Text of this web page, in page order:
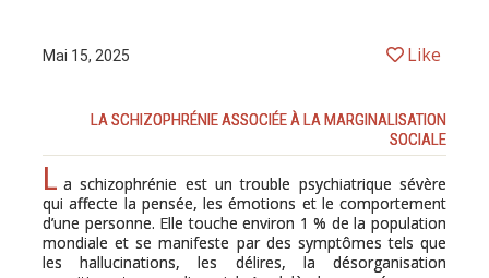
Mai 15, 2025 Like
LA SCHIZOPHRÉNIE ASSOCIÉE À LA MARGINALISATION
SOCIALE
L a schizophrénie est un trouble psychiatrique sévère
qui affecte la pensée, les émotions et le comportement
d’une personne. Elle touche environ 1 % de la population
mondiale et se manifeste par des symptômes tels que
les hallucinations, les délires, la désorganisation